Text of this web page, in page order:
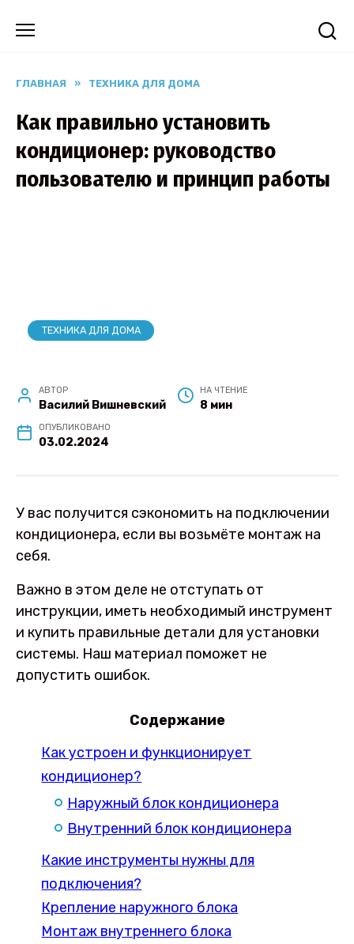
ГЛАВНАЯ » ТЕХНИКА ДЛЯ ДОМА
Как правильно установить
кондиционер: руководство
пользователю и принцип работы
ТЕХНИКА ДЛЯ ДОМА
АВТОР
Василий Вишневский
НА ЧТЕНИЕ
8 мин
ОПУБЛИКОВАНО
03.02.2024
У вас получится сэкономить на подключении
кондиционера, если вы возьмёте монтаж на
себя.
Важно в этом деле не отступать от
инструкции, иметь необходимый инструмент
и купить правильные детали для установки
системы. Наш материал поможет не
допустить ошибок.
Содержание
Как устроен и функционирует
кондиционер?
Наружный блок кондиционера
Внутренний блок кондиционера
Какие инструменты нужны для
подключения?
Крепление наружного блока
Монтаж внутреннего блока